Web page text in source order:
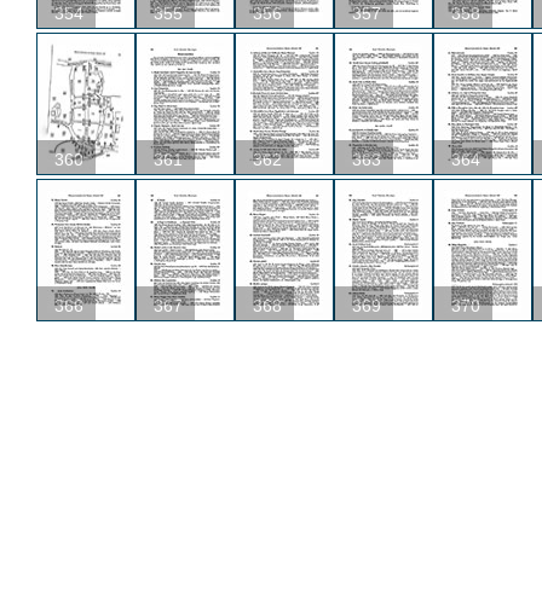
354 355 356 357 358
360 361 362 363 364
366 367 368 369 370